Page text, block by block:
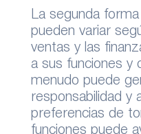
La segunda
pueden variar
ventas y las
a sus funciones y
menudo puede
responsabilidad y
preferencias de
funciones puede